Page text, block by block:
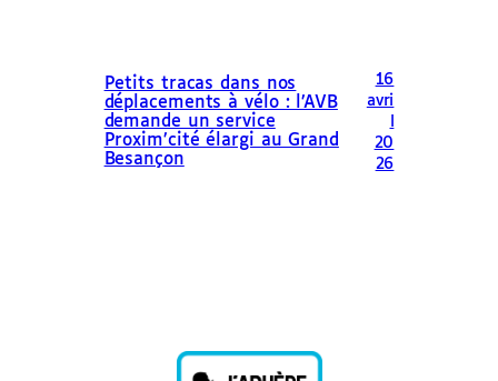
Petits tracas dans nos
déplacements à vélo : l’AVB
demande un service
Proxim’cité élargi au Grand
Besançon
16
avri
20
26